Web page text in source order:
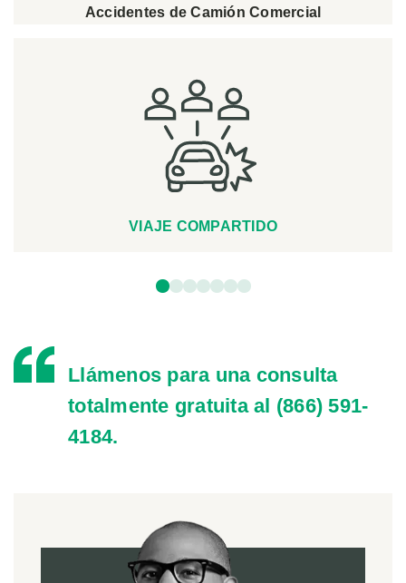
Accidentes de Camión Comercial
VIAJE COMPARTIDO
Llámenos para una consulta
totalmente gratuita al (866) 591-
4184.